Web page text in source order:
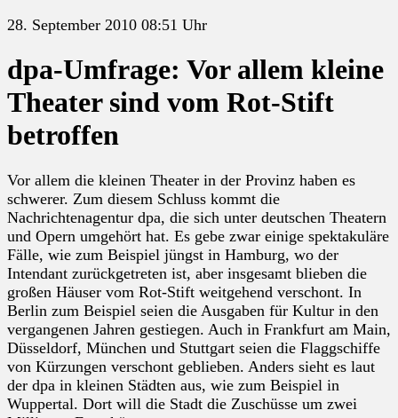
28. September 2010 08:51 Uhr
dpa-Umfrage: Vor allem kleine
Theater sind vom Rot-Stift
betroffen
Vor allem die kleinen Theater in der Provinz haben es
schwerer. Zum diesem Schluss kommt die
Nachrichtenagentur dpa, die sich unter deutschen Theatern
und Opern umgehört hat. Es gebe zwar einige spektakuläre
Fälle, wie zum Beispiel jüngst in Hamburg, wo der
Intendant zurückgetreten ist, aber insgesamt blieben die
großen Häuser vom Rot-Stift weitgehend verschont. In
Berlin zum Beispiel seien die Ausgaben für Kultur in den
vergangenen Jahren gestiegen. Auch in Frankfurt am Main,
Düsseldorf, München und Stuttgart seien die Flaggschiffe
von Kürzungen verschont geblieben. Anders sieht es laut
der dpa in kleinen Städten aus, wie zum Beispiel in
Wuppertal. Dort will die Stadt die Zuschüsse um zwei